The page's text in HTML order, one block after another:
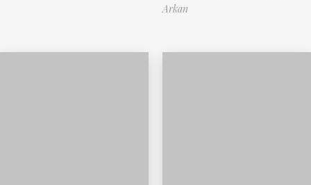
Arkan